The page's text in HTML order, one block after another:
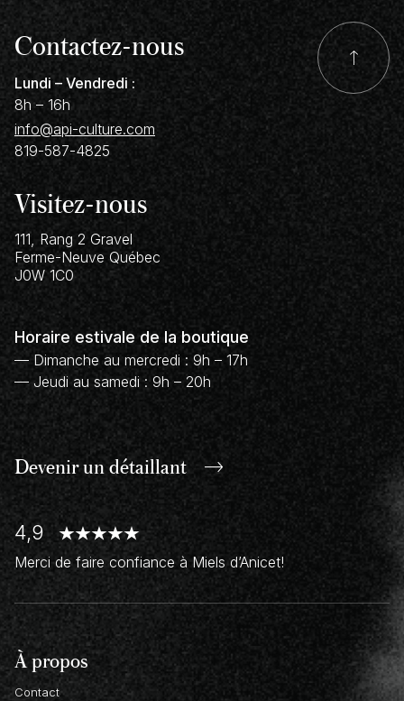
À propos
Contact
Contactez-nous
Lundi – Vendredi :
8h – 16h
info@api-culture.com
819-587-4825
Visitez-nous
111, Rang 2 Gravel
Ferme-Neuve Québec
J0W 1C0
Horaire estivale de la boutique
— Dimanche au mercredi : 9h – 17h
— Jeudi au samedi : 9h – 20h
Devenir undétaillant
4,9
Merci de faire confiance à Miels d’Anicet!